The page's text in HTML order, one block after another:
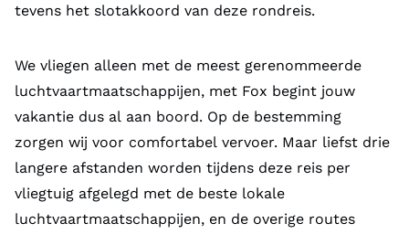
tevens het slotakkoord van deze rondreis.
We vliegen alleen met de meest gerenommeerde
luchtvaartmaatschappijen, met Fox begint jouw
vakantie dus al aan boord. Op de bestemming
zorgen wij voor comfortabel vervoer. Maar liefst drie
langere afstanden worden tijdens deze reis per
vliegtuig afgelegd met de beste lokale
luchtvaartmaatschappijen, en de overige routes